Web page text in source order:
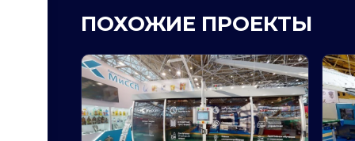
ПОХОЖИЕ ПРОЕКТЫ